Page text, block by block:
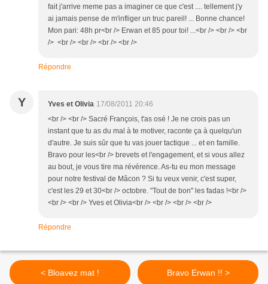
fait j'arrive meme pas a imaginer ce que c'est .... tellement j'y
ai jamais pense de m'infliger un truc pareil! ... Bonne chance!
Mon pari: 48h pr<br /> Erwan et 85 pour toi! ...<br /> <br /> <br
/> <br /> <br /> <br /> <br />
Répondre
Y Yves et Olivia 17/08/2011 20:46
<br /> <br /> Sacré François, t'as osé ! Je ne crois pas un
instant que tu as du mal à te motiver, raconte ça à quelqu'un
d'autre. Je suis sûr que tu vas jouer tactique ... et en famille.
Bravo pour les<br /> brevets et l'engagement, et si vous allez
au bout, je vous tire ma révérence. As-tu eu mon message
pour notre festival de Mâcon ? Si tu veux venir, c'est super,
c'est les 29 et 30<br /> octobre. "Tout de bon" les fadas !<br />
<br /> <br /> Yves et Olivia<br /> <br /> <br /> <br />
Répondre
< Bloavez mat ! Bravo Erwan !! >